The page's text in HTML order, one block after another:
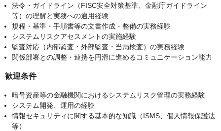
法令・ガイドライン（FISC安全対策基準、金融庁ガイドライン
等）の理解と実務への適用経験
規程・基準・手順書等の文書作成・整備の実務経験
システムリスクアセスメントの実施経験
監査対応（内部監査・外部監査・当局検査）の実務経験
関係部署との調整・連携を円滑に進めるコミュニケーション能力
歓迎条件
暗号資産等の金融機関におけるシステムリスク管理の実務経験
システム開発、運用の経験
情報セキュリティに関する基本的な知識（ISMS、個人情報保護法
等）